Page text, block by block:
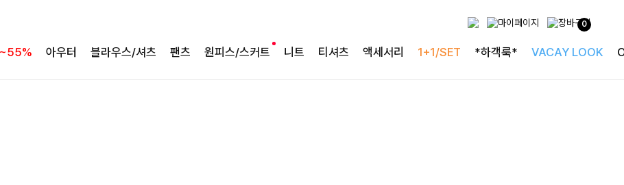
0
아우터 블라우스/셔츠 팬츠 원피스/스커트 니트 티셔츠 액세서리 1+1/SET *하객룩* VACAY LOOK
필첸체크 스트링블라우스+플레어스커트SET
하객룩의 정석
로즐리본 러플블라우스